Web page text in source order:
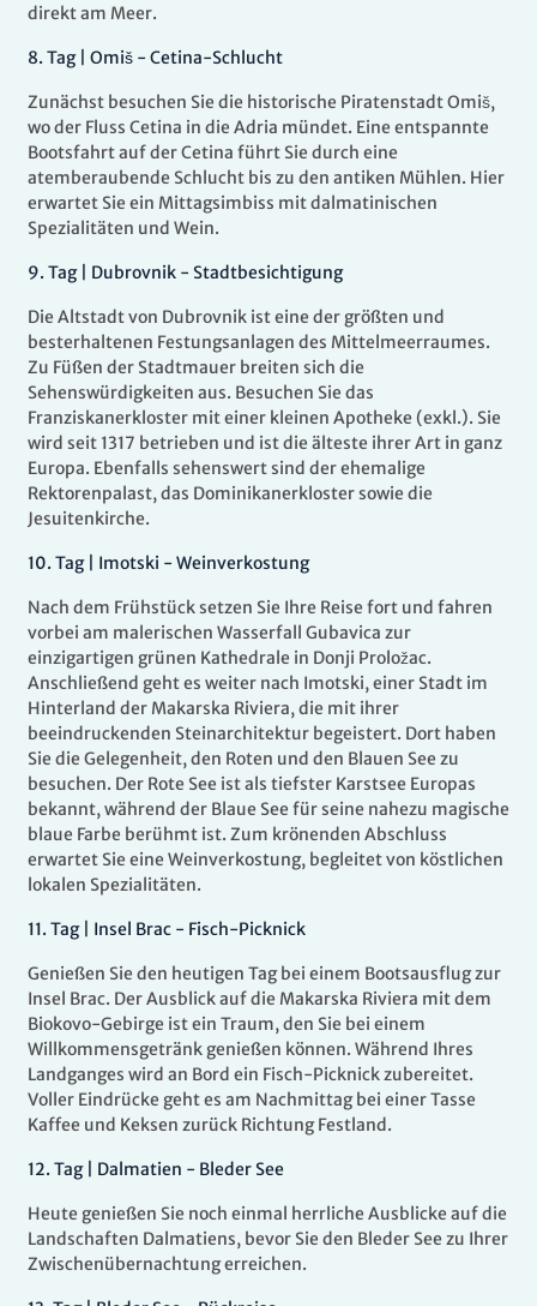
direkt am Meer.
8. Tag | Omiš - Cetina-Schlucht
Zunächst besuchen Sie die historische Piratenstadt Omiš,
wo der Fluss Cetina in die Adria mündet. Eine entspannte
Bootsfahrt auf der Cetina führt Sie durch eine
atemberaubende Schlucht bis zu den antiken Mühlen. Hier
erwartet Sie ein Mittagsimbiss mit dalmatinischen
Spezialitäten und Wein.
9. Tag | Dubrovnik - Stadtbesichtigung
Die Altstadt von Dubrovnik ist eine der größten und
besterhaltenen Festungsanlagen des Mittelmeerraumes.
Zu Füßen der Stadtmauer breiten sich die
Sehenswürdigkeiten aus. Besuchen Sie das
Franziskanerkloster mit einer kleinen Apotheke (exkl.). Sie
wird seit 1317 betrieben und ist die älteste ihrer Art in ganz
Europa. Ebenfalls sehenswert sind der ehemalige
Rektorenpalast, das Dominikanerkloster sowie die
Jesuitenkirche.
10. Tag | Imotski - Weinverkostung
Nach dem Frühstück setzen Sie Ihre Reise fort und fahren
vorbei am malerischen Wasserfall Gubavica zur
einzigartigen grünen Kathedrale in Donji Proložac.
Anschließend geht es weiter nach Imotski, einer Stadt im
Hinterland der Makarska Riviera, die mit ihrer
beeindruckenden Steinarchitektur begeistert. Dort haben
Sie die Gelegenheit, den Roten und den Blauen See zu
besuchen. Der Rote See ist als tiefster Karstsee Europas
bekannt, während der Blaue See für seine nahezu magische
blaue Farbe berühmt ist. Zum krönenden Abschluss
erwartet Sie eine Weinverkostung, begleitet von köstlichen
lokalen Spezialitäten.
11. Tag | Insel Brac - Fisch-Picknick
Genießen Sie den heutigen Tag bei einem Bootsausflug zur
Insel Brac. Der Ausblick auf die Makarska Riviera mit dem
Biokovo-Gebirge ist ein Traum, den Sie bei einem
Willkommensgetränk genießen können. Während Ihres
Landganges wird an Bord ein Fisch-Picknick zubereitet.
Voller Eindrücke geht es am Nachmittag bei einer Tasse
Kaffee und Keksen zurück Richtung Festland.
12. Tag | Dalmatien - Bleder See
Heute genießen Sie noch einmal herrliche Ausblicke auf die
Landschaften Dalmatiens, bevor Sie den Bleder See zu Ihrer
Zwischenübernachtung erreichen.